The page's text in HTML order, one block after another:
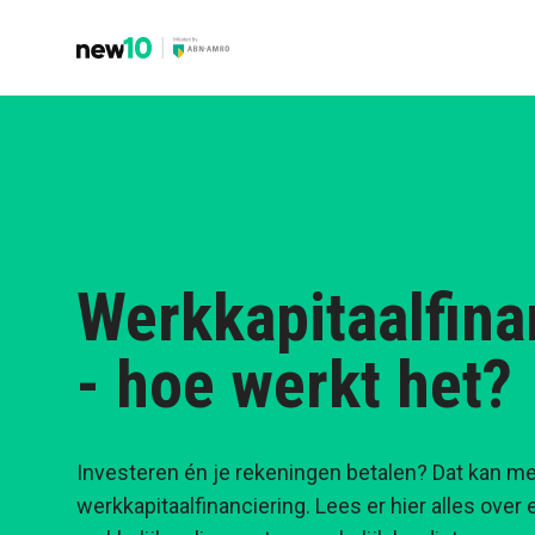
- hoe werkt het?
Investeren én je rekeningen betalen? Dat kan
werkkapitaalfinanciering. Lees er hier alles over